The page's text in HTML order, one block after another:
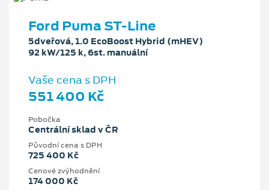
Ford Puma ST-Line
5dveřová, 1.0 EcoBoost Hybrid (mHEV)
92 kW/125 k, 6st. manuální
Vaše cena s DPH
551 400 Kč
Pobočka
Centrální sklad v ČR
Původní cena s DPH
725 400 Kč
Cenové zvýhodnění
174 000 Kč